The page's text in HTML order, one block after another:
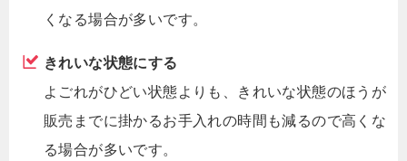
くなる場合が多いです。
きれいな状態にする
よごれがひどい状態よりも、きれいな状態のほうが
販売までに掛かるお手入れの時間も減るので高くな
る場合が多いです。